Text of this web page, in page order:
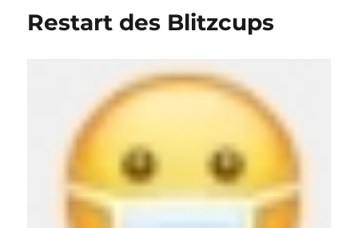
Restart des Blitzcups